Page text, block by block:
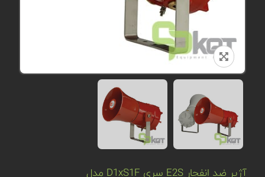
آژیر ضد انفجار E2S سری D1xS1F مدل